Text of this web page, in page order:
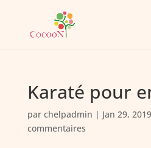
Karaté pour
par chelpadmin | Jan 29, 2019
commentaires